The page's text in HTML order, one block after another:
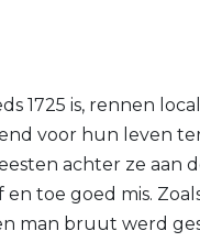
1725 is, rennen
voor hun leven
achter ze aan
en toe goed mis.
man bruut werd